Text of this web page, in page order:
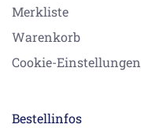
Merkliste
Warenkorb
Cookie-Einstellungen
Bestellinfos